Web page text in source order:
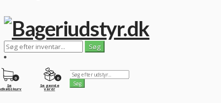
0
Se gemte
varer
0
Se